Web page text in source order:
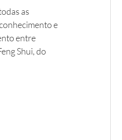
as
e
entre
Shui, do